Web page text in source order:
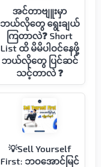
အင်တာဗျူးမှာ
ဘယ်လို‌တွေ ရွေးချယ်
ကြတာလဲ❓ Short
List ထိ မိမိပါဝင်နေဖို့
ဘယ်လိုတွေ ပြင်ဆင်
သင့်တာလဲ ❓
💡Sell Yourself
First: ဘဝအောင်မြင်